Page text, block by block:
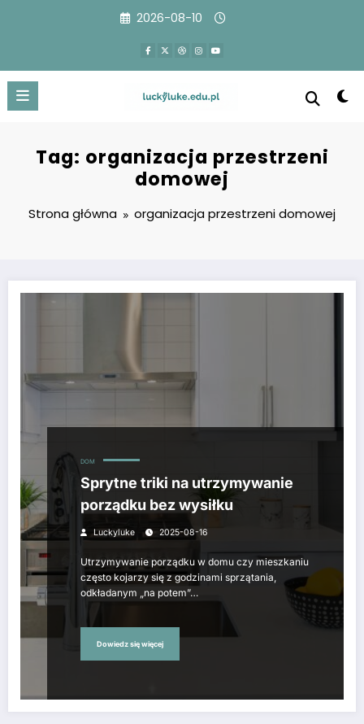
2026-08-10
Tag: organizacja przestrzeni
domowej
Strona główna organizacja przestrzeni domowej
DOM
Sprytne triki na utrzymywanie
porządku bez wysiłku
Luckyluke 2025-08-16
Utrzymywanie porządku w domu czy mieszkaniu
często kojarzy się z godzinami sprzątania,
odkładanym „na potem”…
Dowiedz się więcej